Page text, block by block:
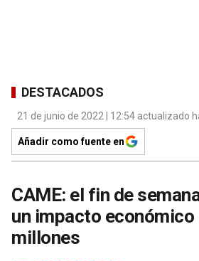
DESTACADOS
21 de junio de 2022 | 12:54 actualizado
Añadir como fuente en
CAME: el fin de
un impacto económico
millones